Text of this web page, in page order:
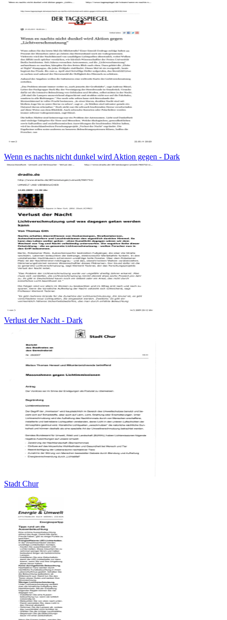
Wenn es nachts nicht dunkel wird Aktion gegen - Dark
Verlust der Nacht - Dark
Stadt Chur